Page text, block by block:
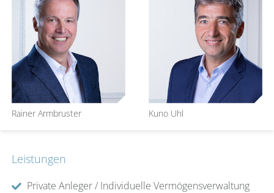
Rainer Armbruster Kuno Uhl
Leistungen
Private Anleger / Individuelle Vermögensverwaltung